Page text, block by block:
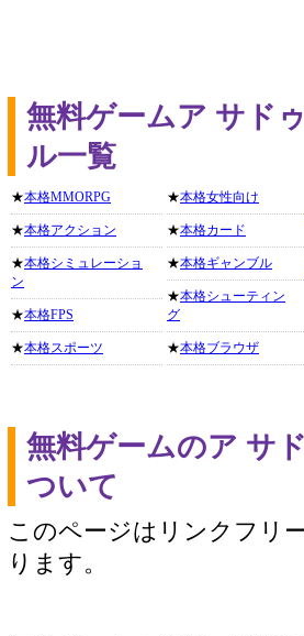
無料ゲームア サド
ル一覧
★本格MMORPG
★本格アクション
★本格シミュレーショ
ン
★本格FPS
★本格スポーツ
★本格女性向け
★本格カード
★本格ギャンブル
★本格シューティン
グ
★本格ブラウザ
無料ゲームのア サ
ついて
このページはリンクフリ
ります。